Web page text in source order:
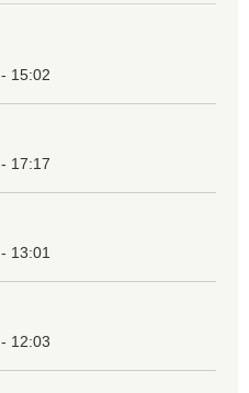
15:02
17:17
13:01
12:03